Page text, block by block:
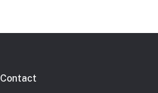
Contact